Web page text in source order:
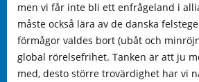
men vi får inte bli ett enfrågeland i
måste också lära av de danska
förmågor valdes bort (ubåt och
global rörelsefrihet. Tanken är att ju
med, desto större trovärdighet har vi